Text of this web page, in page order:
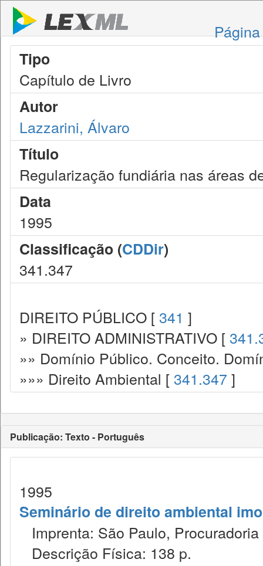
Tipo
Capítulo de Livro
Autor
Lazzarini, Álvaro
Título
Regularização fundiária nas áreas
Data
1995
Classificação (CDDir)
341.347
DIREITO PÚBLICO [ 341 ]
» DIREITO ADMINISTRATIVO [
»» Domínio Público. Conceito.
»»» Direito Ambiental [ 341.347 ]
Publicação: Texto - Português
1995
Seminário de direito ambiental
Imprenta: São Paulo,
Descrição Física: 138 p.